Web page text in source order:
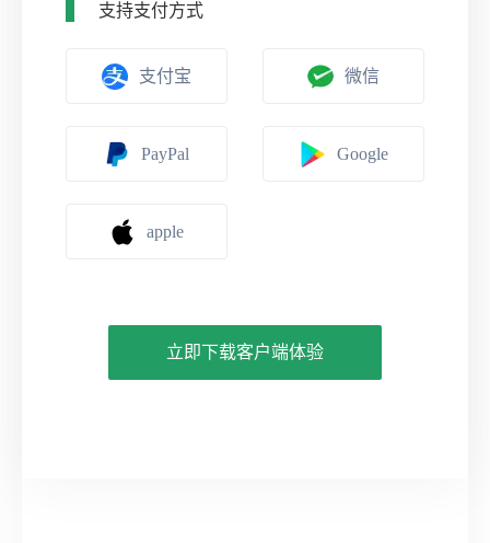
支持支付方式
支付宝 微信
PayPal Google
apple
立即下载客户端体验